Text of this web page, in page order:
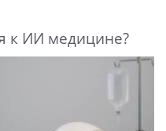
к ИИ медицине?